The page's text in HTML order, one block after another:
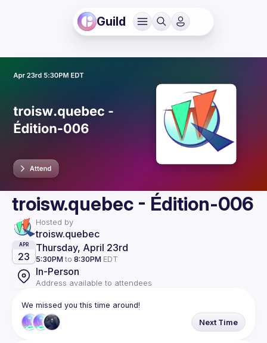
Guild
troisw.quebec - Édition-006
Hosted by
troisw.quebec
APR
23
Thursday, April 23rd
5:30PM to 8:30PM EDT
In-Person
Address available to attendees
We missed you this time around!
Next Time